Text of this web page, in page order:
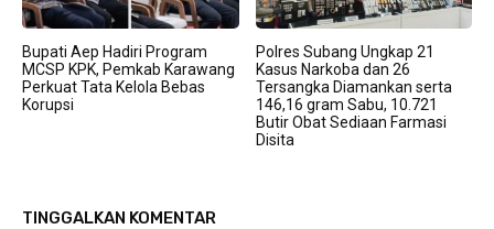
Bupati Aep Hadiri Program
MCSP KPK, Pemkab Karawang
Perkuat Tata Kelola Bebas
Korupsi
Polres Subang Ungkap 21
Kasus Narkoba dan 26
Tersangka Diamankan serta
146,16 gram Sabu, 10.721
Butir Obat Sediaan Farmasi
Disita
TINGGALKAN KOMENTAR